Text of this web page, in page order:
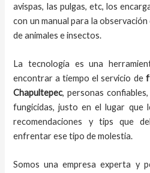
avispas, las pulgas, etc, los
con un manual para la
de animales e insectos.
La tecnología es una
encontrar a tiempo el servicio de
Chapultepec, personas
fungicidas, justo en el lugar que
recomendaciones y tips que
enfrentar ese tipo de molestia.
Somos una empresa experta y